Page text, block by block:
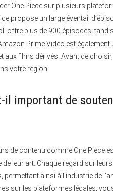
One Piece sur plusieurs
propose un large éventail
offre plus de 900 épisodes,
Prime Video est
aux films dérivés. Avant de
votre région.
il important de
de contenu comme One Piece
de leur art. Chaque regard sur
permettant ainsi à l’industrie de
sur les plateformes légales,